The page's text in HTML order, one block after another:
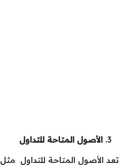
الأصول المتاحة للتداول
تعد الأصول المتاحة للتداول مثل